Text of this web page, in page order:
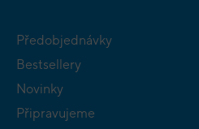
Předobjednávky
Bestsellery
Novinky
Připravujeme